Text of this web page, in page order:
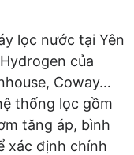
lọc nước tại Yên
của
Coway…
thống lọc gồm
tăng áp, bình
xác định chính